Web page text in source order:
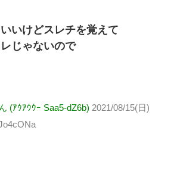
いけどスレチを覚えて
じゃないので
(ｱｳｱｳｳｰ Saa5-dZ6b) 2021/08/15(日)